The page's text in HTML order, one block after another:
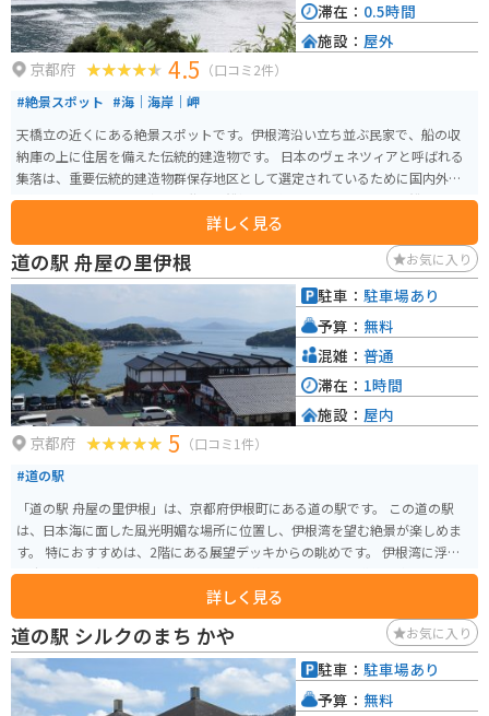
京都府 4.5 （口コミ2件）
#絶景スポット #海｜海岸｜岬
天橋立の近くにある絶景スポットです。伊根湾沿い立ち並ぶ民家で、船の収
納庫の上に住居を備えた伝統的建造物です。 日本のヴェネツィアと呼ばれる
集落は、重要伝統的建造物群保存地区として選定されているために国内外に
も知られています。民家の１階は、船揚場と作業場となっており、船はその
まま海上に出られるようになっています。 山と海が非常に近くレストランや
お土産やさんがある高台から絶景を見下ろすと爽快です。道幅は広く、ツー
リングするには快適な場所です。
詳しく見る
滞在： 0.5時間
施設： 屋外
道の駅 舟屋の里伊根 お気に入り
京都府 5 （口コミ1件）
#道の駅
「道の駅 舟屋の里伊根」は、京都府伊根町にある道の駅です。 この道の駅
は、日本海に面した風光明媚な場所に位置し、伊根湾を望む絶景が楽しめま
す。 特におすすめは、2階にある展望デッキからの眺めです。 伊根湾に浮か
ぶ舟屋群を一望でき、その景色はまさに絶景です。 また、道の駅内には、地
元でとれた新鮮な魚介類や農産物を販売する物産館や、伊根湾の景色を眺め
ながら食事ができるレストランもあります。 周辺には、舟屋の中を見学でき
る施設や、遊覧船乗り場などもあり、伊根の魅力を満喫できます。 バイクで
訪れる場合、道の駅には無料の駐車場が完備されています。 道の駅周辺は道
幅が狭く、カーブも多いので、運転には注意が必要です。 伊根町は、舟屋と
いう独特の景観で知られています。 舟屋は、1階部分が船のガレージ、2階部
詳しく見る
駐車： 駐車場あり
予算： 無料
混雑： 普通
滞在： 1時間
施設： 屋内
道の駅 シルクのまち かや お気に入り
駐車： 駐車場あり
予算： 無料